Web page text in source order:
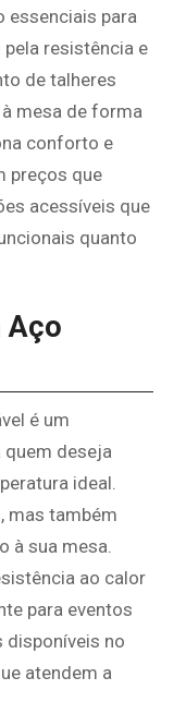
essenciais para
resistência e
de talheres
mesa de forma
conforto e
preços que
acessíveis que
quanto
Aço
é um
quem deseja
ideal.
mas também
à sua mesa.
ao calor
para eventos
disponíveis no
atendem a